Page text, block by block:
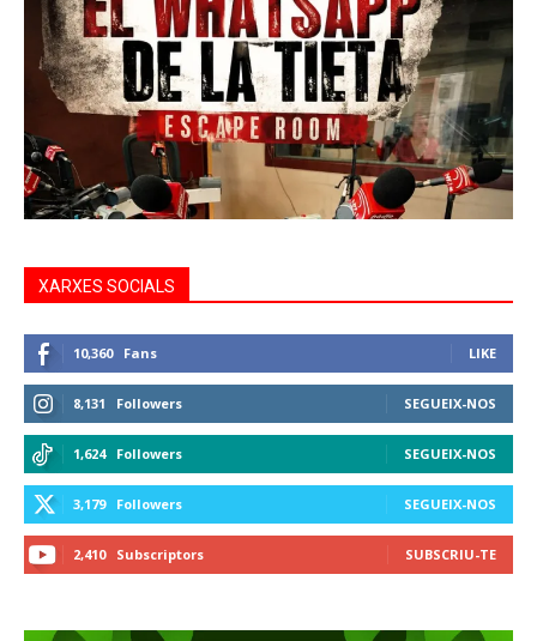
XARXES SOCIALS
10,360 Fans LIKE
8,131 Followers SEGUEIX-NOS
1,624 Followers SEGUEIX-NOS
3,179 Followers SEGUEIX-NOS
2,410 Subscriptors SUBSCRIU-TE